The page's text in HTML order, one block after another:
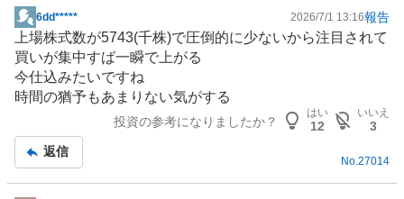
掲
示
板
記
事
6dd***** 2026/7/1 13:16報告
上場株式数が5743(千株)で圧倒的に少ないから注目されて
買いが集中すば一瞬で上がる
今仕込みたいですね
時間の猶予もあまりない気がする
投資の参考になりましたか？
はい
12
いいえ
3
返信
No.27014